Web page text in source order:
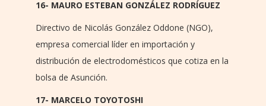
16- MAURO ESTEBAN GONZÁLEZ RODRÍGUEZ
Directivo de Nicolás González Oddone (NGO),
empresa comercial líder en importación y
distribución de electrodomésticos que cotiza en la
bolsa de Asunción.
17- MARCELO TOYOTOSHI